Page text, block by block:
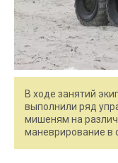
В ходе занятий
выполнили ряд
мишеням на
маневрирование в